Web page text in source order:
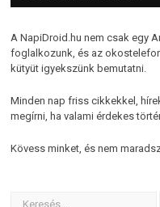
A NapiDroid.hu nem csak egy
foglalkozunk, és az
kütyüt igyekszünk bemutatni.
Minden nap friss cikkekkel,
megírni, ha valami érdekes
Kövess minket, és nem